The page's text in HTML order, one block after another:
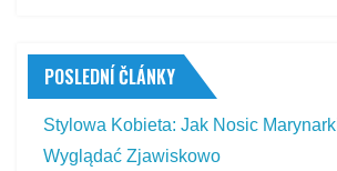
POSLEDNÍ ČLÁNKY
Stylowa Kobieta: Jak Nosic
Wyglądać Zjawiskowo